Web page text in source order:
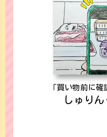
「買い物前に確
しゅり